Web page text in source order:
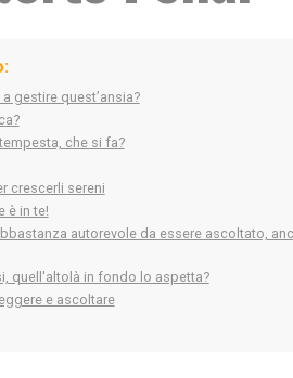
gestire quest’ansia?
che si fa?
crescerli sereni
è in te!
autorevole da essere ascoltato,
quell'altolà in fondo lo aspetta?
e ascoltare